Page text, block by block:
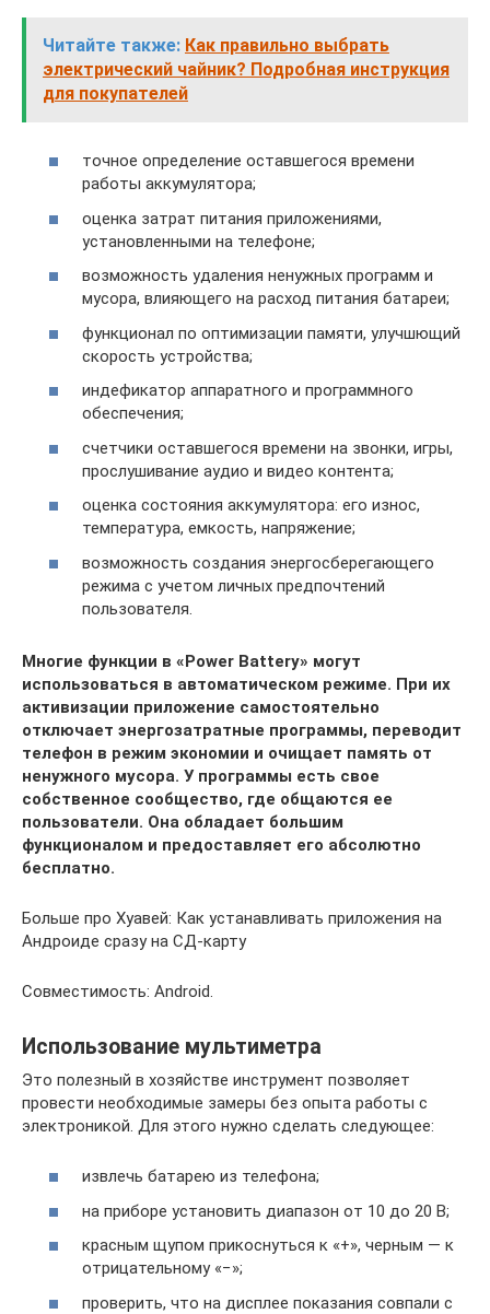
Читайте также: Как правильно выбрать
электрический чайник? Подробная инструкция
для покупателей
точное определение оставшегося времени
работы аккумулятора;
оценка затрат питания приложениями,
установленными на телефоне;
возможность удаления ненужных программ и
мусора, влияющего на расход питания батареи;
функционал по оптимизации памяти, улучшющий
скорость устройства;
индефикатор аппаратного и программного
обеспечения;
счетчики оставшегося времени на звонки, игры,
прослушивание аудио и видео контента;
оценка состояния аккумулятора: его износ,
температура, емкость, напряжение;
возможность создания энергосберегающего
режима с учетом личных предпочтений
пользователя.
Многие функции в «Power Battery» могут
использоваться в автоматическом режиме. При их
активизации приложение самостоятельно
отключает энергозатратные программы, переводит
телефон в режим экономии и очищает память от
ненужного мусора. У программы есть свое
собственное сообщество, где общаются ее
пользователи. Она обладает большим
функционалом и предоставляет его абсолютно
бесплатно.
Больше про Хуавей: Как устанавливать приложения на
Андроиде сразу на СД-карту
Совместимость: Android.
Использование мультиметра
Это полезный в хозяйстве инструмент позволяет
провести необходимые замеры без опыта работы с
электроникой. Для этого нужно сделать следующее:
извлечь батарею из телефона;
на приборе установить диапазон от 10 до 20 В;
красным щупом прикоснуться к «+», черным — к
отрицательному «−»;
проверить, что на дисплее показания совпали с